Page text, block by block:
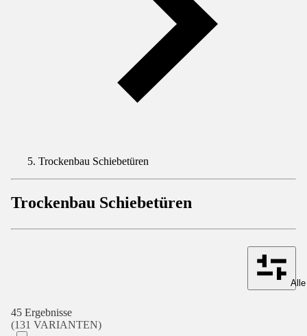
Trockenbau Schiebetüren
Trockenbau Schiebetüren
45 Ergebnisse
(131 VARIANTEN)